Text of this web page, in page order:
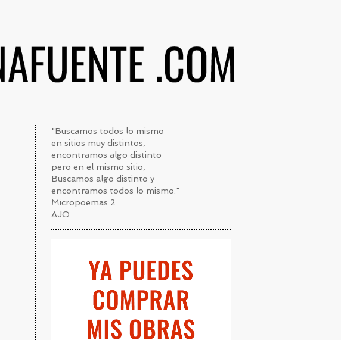
"Buscamos todos lo mismo
en sitios muy distintos,
encontramos algo distinto
pero en el mismo sitio,
Buscamos algo distinto y
encontramos todos lo mismo."
Micropoemas 2
AJO